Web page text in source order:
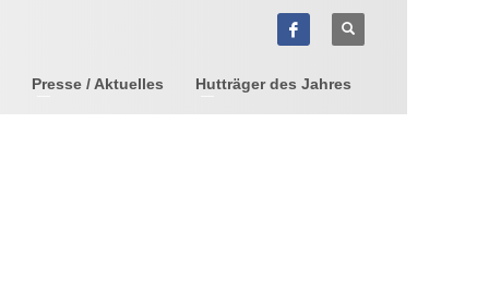
Presse / Aktuelles Hutträger des Jahres